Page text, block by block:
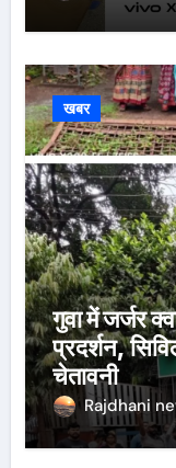
खबर
गुवा में जर्जर
प्रदर्शन,
चेतावनी
Rajdhani